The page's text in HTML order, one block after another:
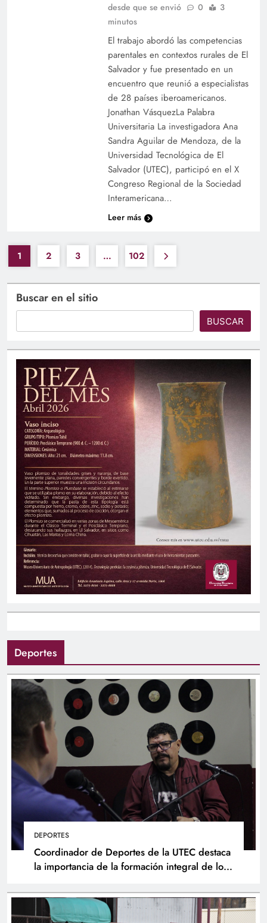
Estudiantes de Comunicaciones ponen en
práctica su formación con radiorevista
insumos y equipos a emprendedoras
Graduaciones UTEC: Más de 900 profesionales
culminan su formación universitaria
Cine con Ciencia: Película Coco reflexión sobre
el valor de la familia y las tradiciones
Educación del futuro: UTEC lanza nuevas
carreras en áreas tecnológicas y estratégicas
desde que se envió
0
3
minutos
El trabajo abordó las competencias
parentales en contextos rurales de El
Salvador y fue presentado en un
encuentro que reunió a especialistas
de 28 países iberoamericanos.
Jonathan VásquezLa Palabra
Universitaria La investigadora Ana
Sandra Aguilar de Mendoza, de la
Universidad Tecnológica de El
Salvador (UTEC), participó en el X
Congreso Regional de la Sociedad
Interamericana…
Leer más
1 2 3 … 102
Buscar en el sitio
BUSCAR
Deportes
DEPORTES
Coordinador de Deportes de la UTEC destaca
la importancia de la formación integral de los